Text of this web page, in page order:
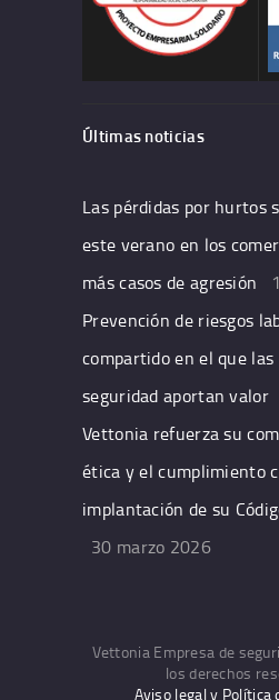
Últimas noticias
Las pérdidas por hurtos
este verano en los
más casos de agresión
Prevención de riesgos
compartido en el que las
seguridad aportan valor
Vettonia refuerza su
ética y el cumplimiento
implantación de su
30 marzo 2026
Vettonia Empresa de
los derechos
Aviso legal y Política